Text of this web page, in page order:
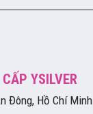
YSILVER
Đông, Hồ Chí Minh